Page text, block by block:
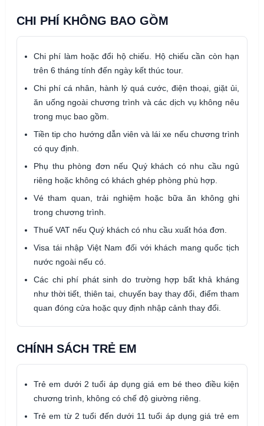
CHI PHÍ KHÔNG BAO GỒM
Chi phí làm hoặc đổi hộ chiếu. Hộ chiếu cần còn hạn
trên 6 tháng tính đến ngày kết thúc tour.
Chi phí cá nhân, hành lý quá cước, điện thoại, giặt ủi,
ăn uống ngoài chương trình và các dịch vụ không nêu
trong mục bao gồm.
Tiền tip cho hướng dẫn viên và lái xe nếu chương trình
có quy định.
Phụ thu phòng đơn nếu Quý khách có nhu cầu ngủ
riêng hoặc không có khách ghép phòng phù hợp.
Vé tham quan, trải nghiệm hoặc bữa ăn không ghi
trong chương trình.
Thuế VAT nếu Quý khách có nhu cầu xuất hóa đơn.
Visa tái nhập Việt Nam đối với khách mang quốc tịch
nước ngoài nếu có.
Các chi phí phát sinh do trường hợp bất khả kháng
như thời tiết, thiên tai, chuyến bay thay đổi, điểm tham
quan đóng cửa hoặc quy định nhập cảnh thay đổi.
CHÍNH SÁCH TRẺ EM
Trẻ em dưới 2 tuổi áp dụng giá em bé theo điều kiện
chương trình, không có chế độ giường riêng.
Trẻ em từ 2 tuổi đến dưới 11 tuổi áp dụng giá trẻ em